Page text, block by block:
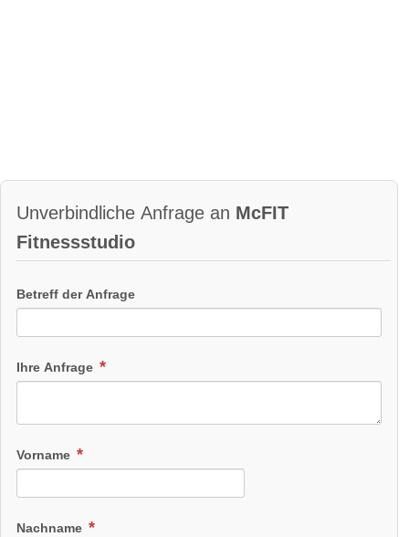
Unverbindliche Anfrage an McFIT
Fitnessstudio
Betreff der Anfrage
Ihre Anfrage
Vorname
Nachname